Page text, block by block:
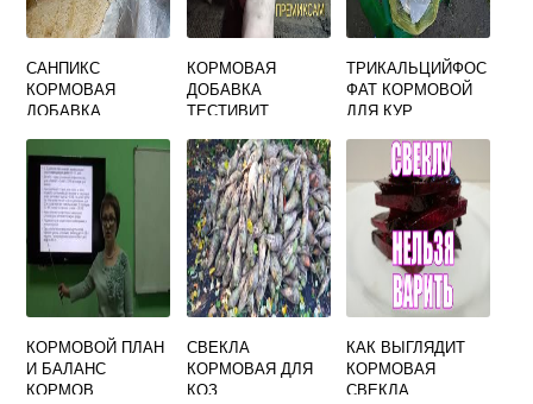
САНПИКС
КОРМОВАЯ
ДОБАВКА
КОРМОВАЯ
ДОБАВКА
ТЕСТИВИТ
ТРИКАЛЬЦИЙФОС
ФАТ КОРМОВОЙ
ДЛЯ КУР
КОРМОВОЙ ПЛАН
И БАЛАНС
КОРМОВ
СВЕКЛА
КОРМОВАЯ ДЛЯ
КОЗ
КАК ВЫГЛЯДИТ
КОРМОВАЯ
СВЕКЛА